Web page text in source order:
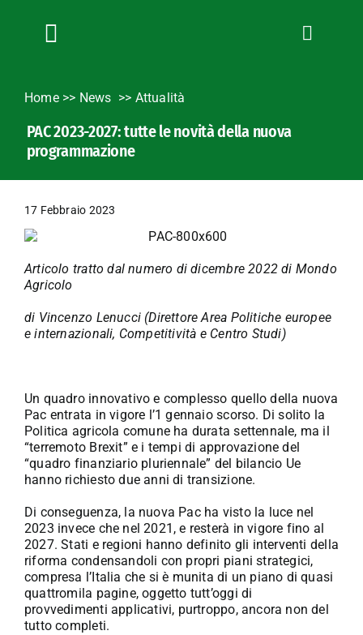
Toggle
News
Fotogallery
Lavora con noi
Contatti
Home>> News Attualità
PAC 2023-2027: tutte le novità della nuova
programmazione
17 Febbraio 2023
Articolo tratto dalnumero di dicembre 2022 di Mondo
Agricolo
di Vincenzo Lenucci (Direttore Area Politiche europee
e internazionali, Competitività e Centro Studi)
Un quadro innovativo e complesso quello della nuova
Pac entrata in vigore l’1 gennaio scorso. Di solito la
Politica agricola comune ha durata settennale, ma il
“terremoto Brexit” e i tempi di approvazione del
“quadro finanziario pluriennale” del bilancio Ue
hanno richiesto due anni di transizione.
Di conseguenza, la nuova Pac ha visto la luce nel
2023 invece che nel 2021, e resterà in vigore fino al
2027. Stati e regioni hanno definito gli interventi della
riforma condensandoli con propri piani strategici,
compresa l’Italia che si è munita di un piano di quasi
quattromila pagine, oggetto tutt’oggi di
provvedimenti applicativi, purtroppo, ancora non del
tutto completi.